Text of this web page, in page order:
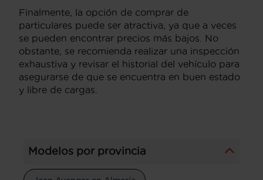
Finalmente, la opción de comprar de
particulares puede ser atractiva, ya que a veces
se pueden encontrar precios más bajos. No
obstante, se recomienda realizar una inspección
exhaustiva y revisar el historial del vehículo para
asegurarse de que se encuentra en buen estado
y libre de cargas.
Modelos por provincia